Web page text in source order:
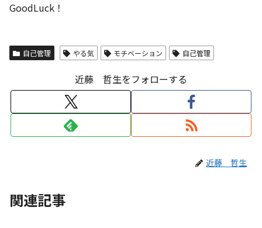
GoodLuck！
自己管理 やる気 モチベーション 自己管理
近藤 哲生をフォローする
近藤 哲生
関連記事